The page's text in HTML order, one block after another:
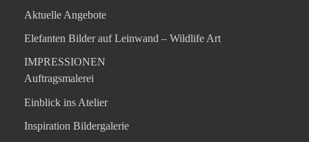
Aktuelle Angebote
Elefanten Bilder auf Leinwand – Wildlife Art
IMPRESSIONEN
Auftragsmalerei
Einblick ins Atelier
Inspiration Bildergalerie